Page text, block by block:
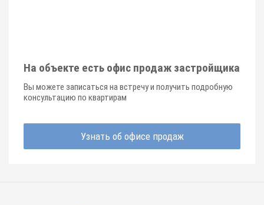
На объекте есть офис продаж застройщика
Вы можете записаться на встречу и получить подробную
консультацию по квартирам
Узнать об офисе продаж